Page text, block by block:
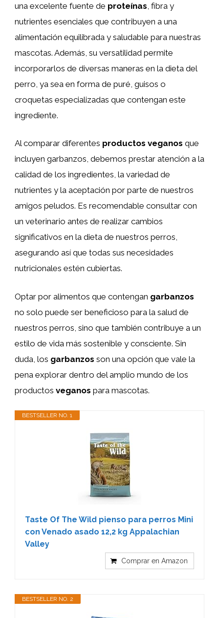
una excelente fuente de proteínas , fibra y
nutrientes esenciales que contribuyen a una
alimentación equilibrada y saludable para nuestras
mascotas. Además, su versatilidad permite
incorporarlos de diversas maneras en la dieta del
perro, ya sea en forma de puré, guisos o
croquetas especializadas que contengan este
ingrediente.
Al comparar diferentes productos veganos que
incluyen garbanzos, debemos prestar atención a la
calidad de los ingredientes, la variedad de
nutrientes y la aceptación por parte de nuestros
amigos peludos. Es recomendable consultar con
un veterinario antes de realizar cambios
significativos en la dieta de nuestros perros,
asegurando así que todas sus necesidades
nutricionales estén cubiertas.
Optar por alimentos que contengan garbanzos
no solo puede ser beneficioso para la salud de
nuestros perros, sino que también contribuye a un
estilo de vida más sostenible y consciente. Sin
duda, los garbanzos son una opción que vale la
pena explorar dentro del amplio mundo de los
productos veganos para mascotas.
BESTSELLER NO. 1
Taste Of The Wild pienso para perros Mini
con Venado asado 12,2 kg Appalachian
Valley
Comprar en Amazon
BESTSELLER NO. 2